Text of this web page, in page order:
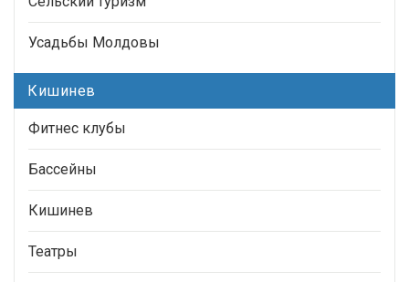
Усадьбы Молдовы
Кишинев
Фитнес клубы
Бассейны
Кишинев
Театры